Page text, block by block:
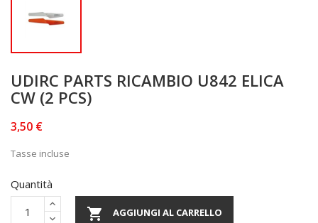
UDIRC PARTS RICAMBIO U842 ELICA
CW (2 PCS)
3,50 €
Tasse incluse
Quantità
 AGGIUNGI AL CARRELLO